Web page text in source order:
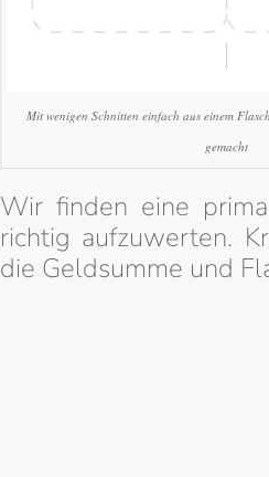
Mit wenigen Schnitten einfach aus einem
gemacht
Wir finden eine
richtig aufzuwerten.
die Geldsumme und